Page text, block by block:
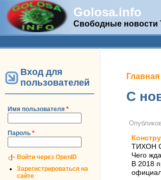
Golosa.info
Свободные новости
Дополнительное меню
Вход для
пользователей
Имя пользователя *
Пароль *
Войти через OpenID
Зарегистрироваться на
сайте
Вы
Главная
С
ТИХОН
Чего
В 2018